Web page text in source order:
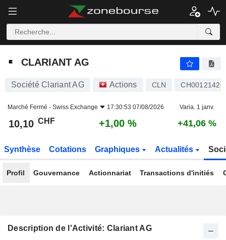
CLARIANT AG
CLARIANT AG
Société Clariant AG Actions CLN
Marché Fermé - Swiss Exchange 17:30:53 07/08/2026 Varia. 1 janv.
10,10 CHF +1,00 % +41,06 %
Synthèse Cotations Graphiques Actualités
Profil Gouvernance Actionnariat Transactions d'initiés
Description de l'Activité: Clariant AG